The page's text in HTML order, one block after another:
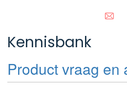
Kennisbank
Product vraag en